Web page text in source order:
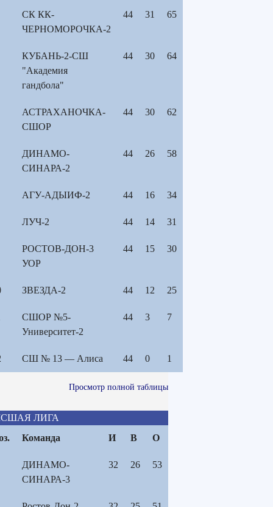
СК КК-
ЧЕРНОМОРОЧКА-2
44 31 65
КУБАНЬ-2-СШ
"Академия
гандбола"
44 30 64
АСТРАХАНОЧКА-
СШОР
44 30 62
ДИНАМО-
СИНАРА-2
44 26 58
АГУ-АДЫИФ-2 44 16 34
ЛУЧ-2 44 14 31
РОСТОВ-ДОН-3
УОР
44 15 30
ЗВЕЗДА-2 44 12 25
СШОР №5-
Университет-2
44 3 7
СШ № 13 — Алиса 44 0 1
Просмотр полной таблицы
ЛИГА
Команда И В О
ДИНАМО-
СИНАРА-3
32 26 53